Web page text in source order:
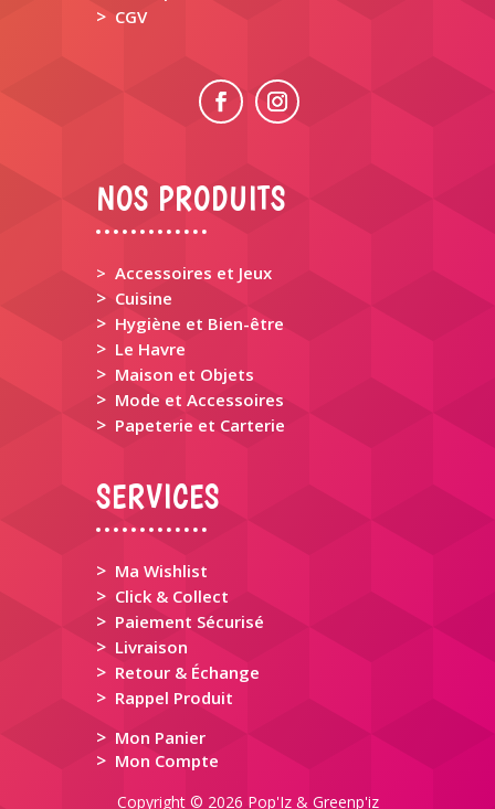
> CGV
NOS PRODUITS
> Accessoires et Jeux
> Cuisine
> Hygiène et Bien-être
> Le Havre
> Maison et Objets
> Mode et Accessoires
> Papeterie et Carterie
SERVICES
> Ma Wishlist
> Click & Collect
> Paiement Sécurisé
> Livraison
> Retour & Échange
> Rappel Produit
> Mon Panier
> Mon Compte
Copyright © 2026 Pop'Iz & Greenp'iz